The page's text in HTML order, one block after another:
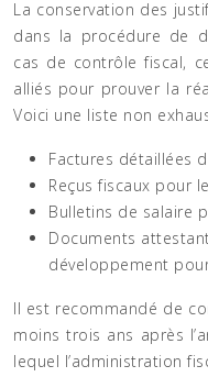
La conservation des
dans la procédure de
cas de contrôle fiscal,
alliés pour prouver la
Voici une liste non
Factures détaillées
Reçus fiscaux pour
Bulletins de salaire
Documents
développement
Il est recommandé de
moins trois ans après
lequel l’administration